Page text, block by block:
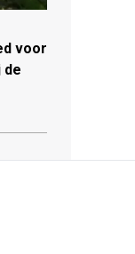
voor
de